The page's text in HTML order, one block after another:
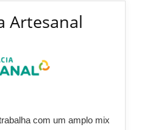
Artesanal
com um amplo mix